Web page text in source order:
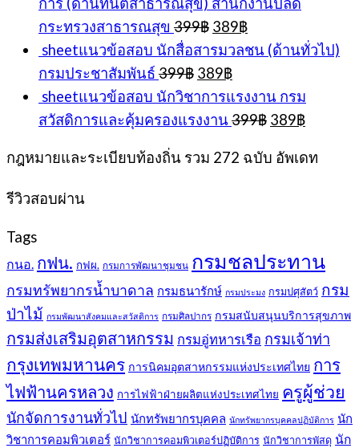
กระทรวงสาธารณสุข 399฿ Original
was:
399฿.
389฿Current
price
is:
sheetแนวข้อสอบ นักสื่อสารมวลชน (ด้านทั่วไป)
กรมประชาสัมพันธ์ 399฿ Original
was:
399฿.
389฿Current
is:
389฿.
sheetแนวข้อสอบ นักวิชาการแรงงาน กรม
สวัสดิการและคุ้มครองแรงงาน 399฿ Original
was:
389฿Current
is:
กฎหมายและระเบียบท้องถิ่น รวม 272 ฉบับ อัพเดท
รีวิวสอบผ่าน
Tags
กนอ. กฟน. กฟผ. กรมการพัฒนาชุมชน กรมชลประทาน
กรมทรัพยากรน้ำบาดาล กรมธนารักษ์ กรมประมง กรมปศุสัตว์ กรม
ป่าไม้ กรมพัฒนาสังคมและสวัสดิการ กรมศิลปากร กรมสนับสนุนบริการสุขภาพ
กรมส่งเสริมอุตสาหกรรม กรมอู่ทหารเรือ กรมเจ้าท่า
กรุงเทพมหานคร การนิคมอุตสาหกรรมแห่งประเทศไทย การ
ไฟฟ้านครหลวง การไฟฟ้าฝ่ายผลิตแห่งประเทศไทย ครูผู้ช่วย
นักจัดการงานทั่วไป นักทรัพยากรบุคคล นักทรัพยากรบุคคลปฏิบัติการ นัก
วิชาการคอมพิวเตอร์ นักวิชาการคอมพิวเตอร์ปฏิบัติการ นักวิชาการพัสดุ นัก